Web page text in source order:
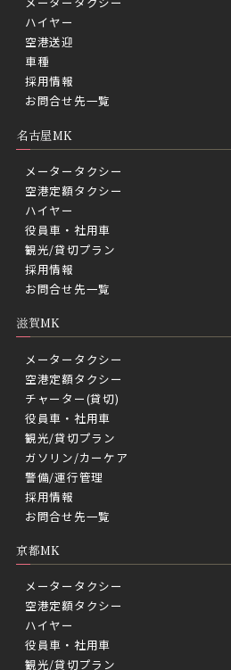
ハイヤー
空港送迎
車種
採用情報
お問合せ先一覧
名古屋MK
メータータクシー
空港定額タクシー
ハイヤー
役員車・社用車
観光/貸切プラン
採用情報
お問合せ先一覧
滋賀MK
メータータクシー
空港定額タクシー
チャーター(貸切)
役員車・社用車
観光/貸切プラン
ガソリン/カーケア
警備/運行管理
採用情報
お問合せ先一覧
京都MK
メータータクシー
空港定額タクシー
ハイヤー
役員車・社用車
観光/貸切プラン